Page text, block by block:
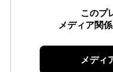
このプ
メディア関
メディ